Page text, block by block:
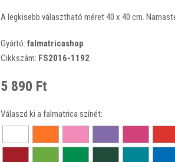
A legkisebb választható méret 40 x 40 cm.
Gyártó: falmatricashop
Cikkszám: FS2016-1192
5 890 Ft
Válaszd ki a falmatrica színét: